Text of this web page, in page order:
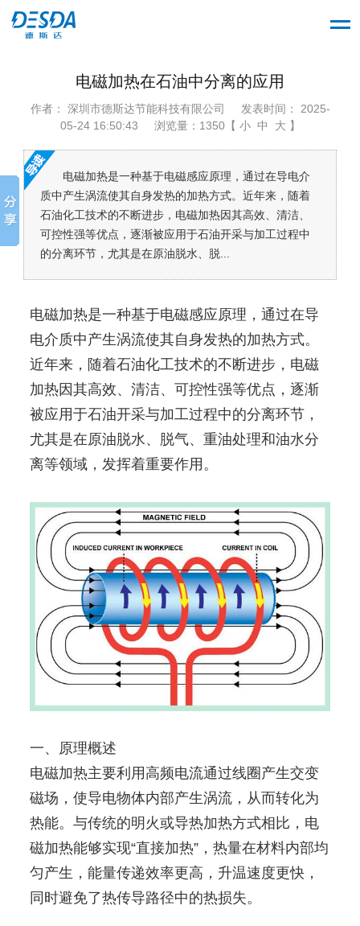
电磁加热在石油中分离的应用
作者： 深圳市德斯达节能科技有限公司
发表时间： 2025-
05-24 16:50:43
浏览量：1350【 小 中 大 】
电磁加热是一种基于电磁感应原理，通过在导电介
质中产生涡流使其自身发热的加热方式。近年来，随着
石油化工技术的不断进步，电磁加热因其高效、清洁、
可控性强等优点，逐渐被应用于石油开采与加工过程中
的分离环节，尤其是在原油脱水、脱...
电磁加热是一种基于电磁感应原理，通过在导
电介质中产生涡流使其自身发热的加热方式。
近年来，随着石油化工技术的不断进步，电磁
加热因其高效、清洁、可控性强等优点，逐渐
被应用于石油开采与加工过程中的分离环节，
尤其是在原油脱水、脱气、重油处理和油水分
离等领域，发挥着重要作用。
一、原理概述
电磁加热主要利用高频电流通过线圈产生交变
磁场，使导电物体内部产生涡流，从而转化为
热能。与传统的明火或导热加热方式相比，电
磁加热能够实现“直接加热”，热量在材料内部均
匀产生，能量传递效率更高，升温速度更快，
同时避免了热传导路径中的热损失。